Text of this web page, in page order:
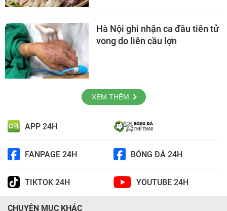
Hà Nội ghi nhận ca đầu tiên tử
vong do liên cầu lợn
XEM THÊM
APP 24H
FANPAGE 24H BÓNG ĐÁ 24H
TIKTOK 24H YOUTUBE 24H
CHUYÊN MỤC KHÁC